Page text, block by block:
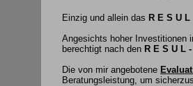
Einzig und allein das R E S U L
Angesichts hoher Investitionen
berechtigt nach den R E S U L -
Die von mir angebotene
Beratungsleistung, um